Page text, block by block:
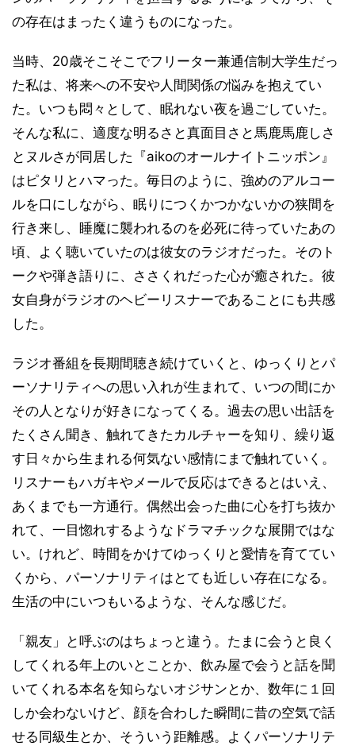
の存在はまったく違うものになった。
当時、20歳そこそこでフリーター兼通信制大学生だっ
た私は、将来への不安や人間関係の悩みを抱えてい
た。いつも悶々として、眠れない夜を過ごしていた。
そんな私に、適度な明るさと真面目さと馬鹿馬鹿しさ
とヌルさが同居した『aikoのオールナイトニッポン』
はピタリとハマった。毎日のように、強めのアルコー
ルを口にしながら、眠りにつくかつかないかの狭間を
行き来し、睡魔に襲われるのを必死に待っていたあの
頃、よく聴いていたのは彼女のラジオだった。そのト
ークや弾き語りに、ささくれだった心が癒された。彼
女自身がラジオのヘビーリスナーであることにも共感
した。
ラジオ番組を長期間聴き続けていくと、ゆっくりとパ
ーソナリティへの思い入れが生まれて、いつの間にか
その人となりが好きになってくる。過去の思い出話を
たくさん聞き、触れてきたカルチャーを知り、繰り返
す日々から生まれる何気ない感情にまで触れていく。
リスナーもハガキやメールで反応はできるとはいえ、
あくまでも一方通行。偶然出会った曲に心を打ち抜か
れて、一目惚れするようなドラマチックな展開ではな
い。けれど、時間をかけてゆっくりと愛情を育ててい
くから、パーソナリティはとても近しい存在になる。
生活の中にいつもいるような、そんな感じだ。
「親友」と呼ぶのはちょっと違う。たまに会うと良く
してくれる年上のいとことか、飲み屋で会うと話を聞
いてくれる本名を知らないオジサンとか、数年に１回
しか会わないけど、顔を合わした瞬間に昔の空気で話
せる同級生とか、そういう距離感。よくパーソナリテ